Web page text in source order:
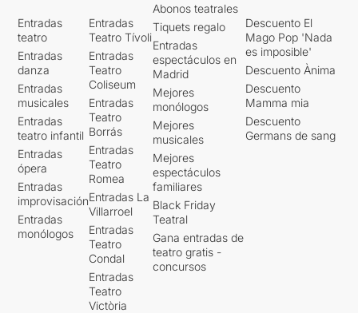
Entradas
teatro
Entradas
danza
Entradas
musicales
Entradas
teatro infantil
Entradas
ópera
Entradas
improvisación
Entradas
monólogos
Entradas
Teatro Tívoli
Entradas
Teatro
Coliseum
Entradas
Teatro
Borrás
Entradas
Teatro
Romea
Entradas La
Villarroel
Entradas
Teatro
Condal
Entradas
Teatro
Victòria
Abonos teatrales
Tiquets regalo
Entradas
espectáculos en
Madrid
Mejores
monólogos
Mejores
musicales
Mejores
espectáculos
familiares
Black Friday
Teatral
Gana entradas de
teatro gratis -
concursos
Descuento El
Mago Pop 'Nada
es imposible'
Descuento Ànima
Descuento
Mamma mia
Descuento
Germans de sang